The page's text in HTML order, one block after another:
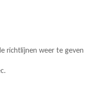
richtlijnen weer te geven